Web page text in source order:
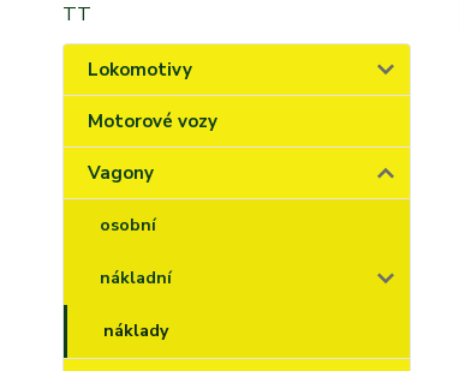
TT
Lokomotivy
Motorové vozy
Vagony
osobní
nákladní
náklady